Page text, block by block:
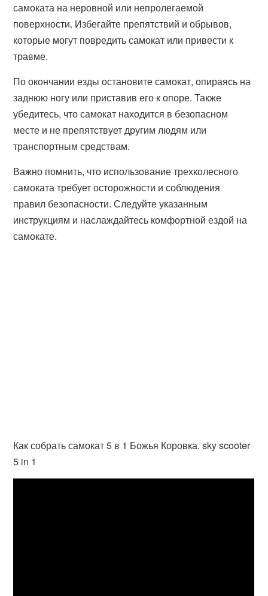
самоката на неровной или непролегаемой
поверхности. Избегайте препятствий и обрывов,
которые могут повредить самокат или привести к
травме.
По окончании езды остановите самокат, опираясь на
заднюю ногу или приставив его к опоре. Также
убедитесь, что самокат находится в безопасном
месте и не препятствует другим людям или
транспортным средствам.
Важно помнить, что использование трехколесного
самоката требует осторожности и соблюдения
правил безопасности. Следуйте указанным
инструкциям и наслаждайтесь комфортной ездой на
самокате.
Как собрать самокат 5 в 1 Божья Коровка. sky scooter
5 in 1